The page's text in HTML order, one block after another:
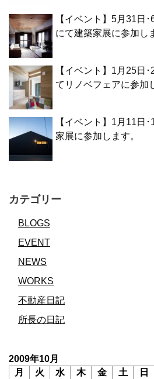
【イベント】5月31日
にて建築家展に参加し
【イベント】1月25日
てリノベフェアに参加
【イベント】1月11日
家展に参加します。
カテゴリー
BLOGS
EVENT
NEWS
WORKS
不動産日記
所長の日記
2009年10月
月
火 水 木 金 土 日